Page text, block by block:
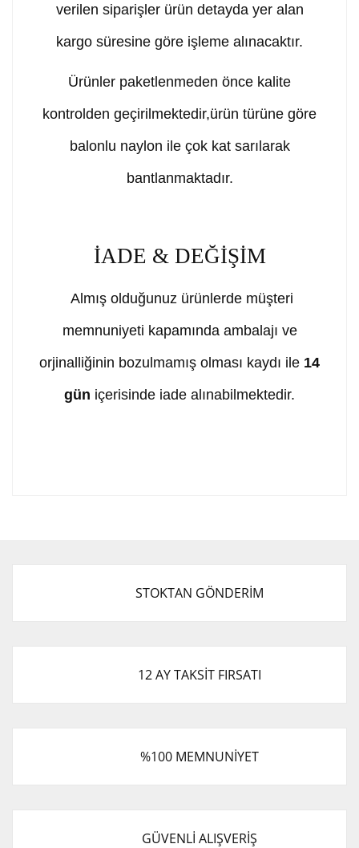
verilen siparişler ürün detayda yer alan
kargo süresine göre işleme alınacaktır.
Ürünler paketlenmeden önce kalite
kontrolden geçirilmektedir,ürün türüne göre
balonlu naylon ile çok kat sarılarak
bantlanmaktadır.
İADE & DEĞİŞİM
Almış olduğunuz ürünlerde müşteri
memnuniyeti kapamında ambalajı ve
orjinalliğinin bozulmamış olması kaydı ile 14
gün içerisinde iade alınabilmektedir.
Ürün açıklamasında eksik bilgiler bulunuyor.
Bu ürüne benzer farklı alternatifler olmalı.
STOKTAN GÖNDERİM
12 AY TAKSİT FIRSATI
%100 MEMNUNİYET
GÜVENLİ ALIŞVERİŞ